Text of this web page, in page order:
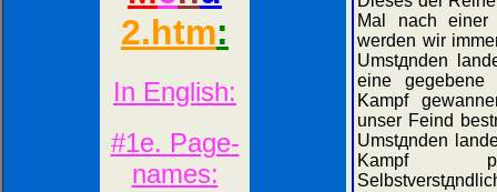
Mal nach einer
werden wir
Umstдnden
eine gegebene
Kampf
unser Feind
Umstдnden
Kampf